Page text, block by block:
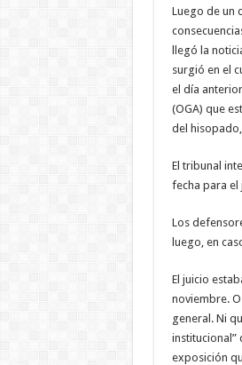
Luego de un
llegó la
surgió en el
el día
(OGA) que
del
El tribunal
fecha para el
Los
luego, en
El juicio
noviembre.
general. Ni
exposición